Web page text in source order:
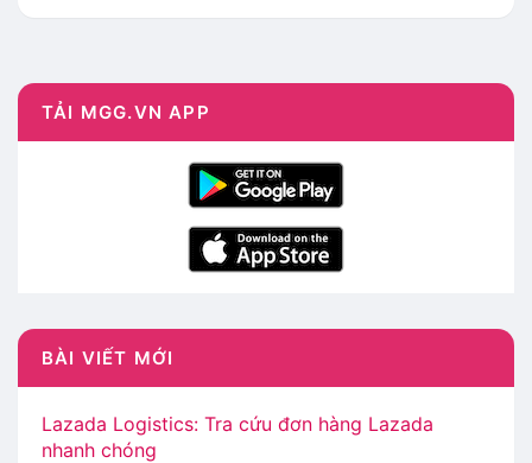
TẢI MGG.VN APP
BÀI VIẾT MỚI
Lazada Logistics: Tra cứu đơn hàng Lazada
nhanh chóng